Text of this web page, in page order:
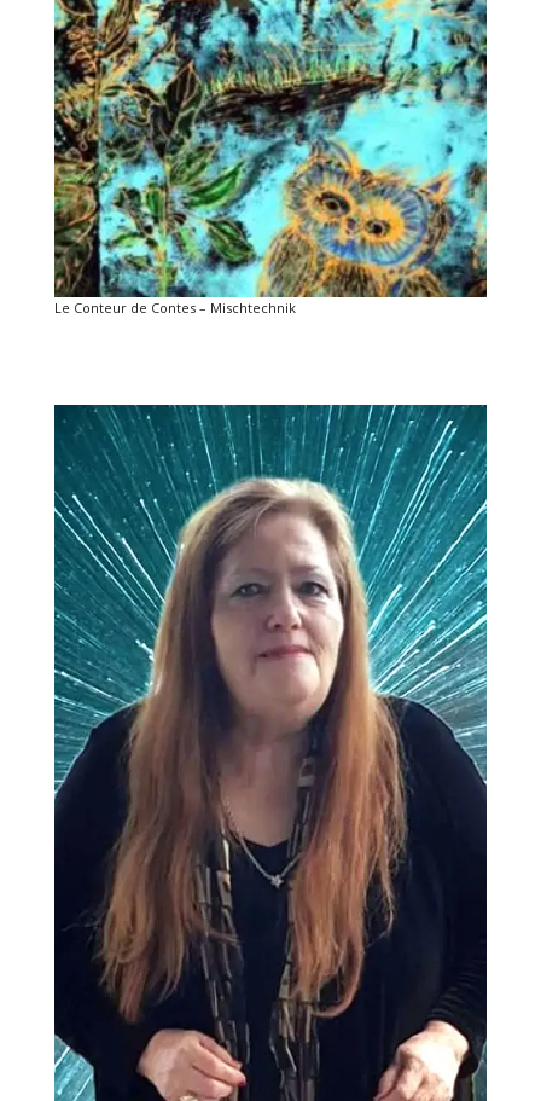
Le Conteur de Contes – Mischtechnik